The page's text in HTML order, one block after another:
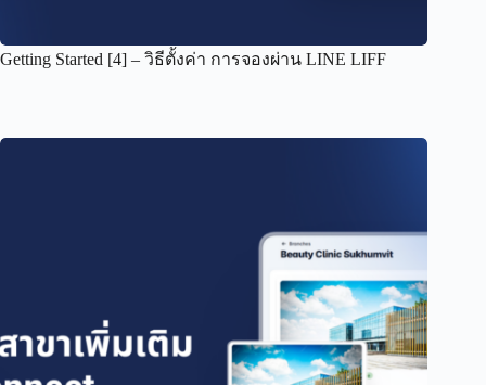
Getting Started [4] – วิธีตั้งค่า การจองผ่าน LINE LIFF